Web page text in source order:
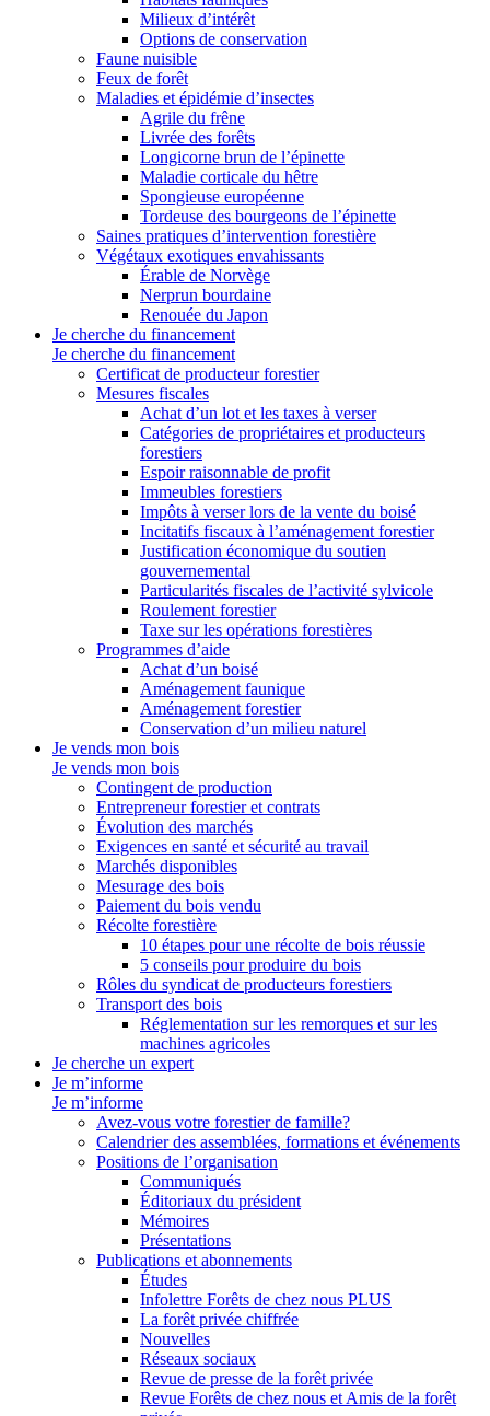
Milieux d’intérêt
Options de conservation
Faune nuisible
Feux de forêt
Maladies et épidémie d’insectes
Agrile du frêne
Livrée des forêts
Longicorne brun de l’épinette
Maladie corticale du hêtre
Spongieuse européenne
Tordeuse des bourgeons de l’épinette
Saines pratiques d’intervention forestière
Végétaux exotiques envahissants
Érable de Norvège
Nerprun bourdaine
Renouée du Japon
Je cherche du financement
Je cherche du financement
Certificat de producteur forestier
Mesures fiscales
Achat d’un lot et les taxes à verser
Catégories de propriétaires et producteurs
forestiers
Espoir raisonnable de profit
Immeubles forestiers
Impôts à verser lors de la vente du boisé
Incitatifs fiscaux à l’aménagement forestier
Justification économique du soutien
gouvernemental
Particularités fiscales de l’activité sylvicole
Roulement forestier
Taxe sur les opérations forestières
Programmes d’aide
Achat d’un boisé
Aménagement faunique
Aménagement forestier
Conservation d’un milieu naturel
Je vends mon bois
Je vends mon bois
Contingent de production
Entrepreneur forestier et contrats
Évolution des marchés
Exigences en santé et sécurité au travail
Marchés disponibles
Mesurage des bois
Paiement du bois vendu
Récolte forestière
10 étapes pour une récolte de bois réussie
5 conseils pour produire du bois
Rôles du syndicat de producteurs forestiers
Transport des bois
Réglementation sur les remorques et sur les
machines agricoles
Je cherche un expert
Je m’informe
Je m’informe
Avez-vous votre forestier de famille?
Calendrier des assemblées, formations et événements
Positions de l’organisation
Communiqués
Éditoriaux du président
Mémoires
Présentations
Publications et abonnements
Études
Infolettre Forêts de chez nous PLUS
La forêt privée chiffrée
Nouvelles
Réseaux sociaux
Revue de presse de la forêt privée
Revue Forêts de chez nous et Amis de la forêt